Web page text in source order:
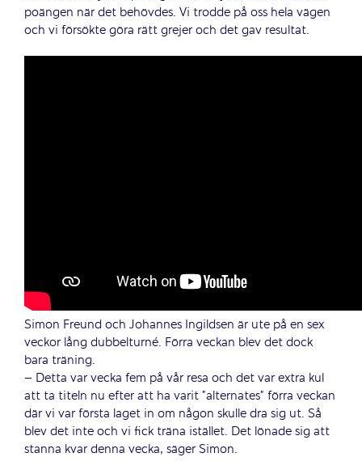
poängen när det behövdes. Vi trodde på oss hela vägen
och vi försökte göra rätt grejer och det gav resultat.
Simon Freund och Johannes Ingildsen är ute på en sex
veckor lång dubbelturné. Förra veckan blev det dock
bara träning.
– Detta var vecka fem på vår resa och det var extra kul
att ta titeln nu efter att ha varit ”alternates” förra veckan
där vi var första laget in om någon skulle dra sig ut. Så
blev det inte och vi fick träna istället. Det lönade sig att
stanna kvar denna vecka, säger Simon.